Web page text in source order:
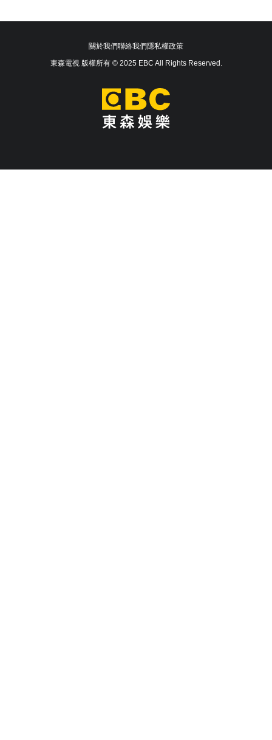
關於我們聯絡我們隱私權政策
東森電視 版權所有 © 2025 EBC All Rights Reserved.